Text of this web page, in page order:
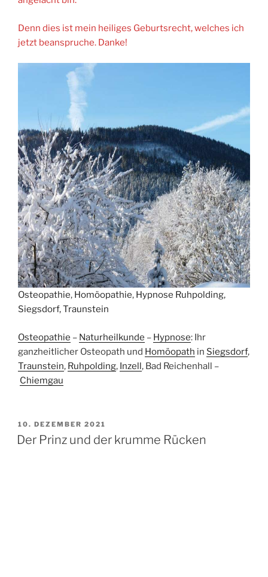
Denn dies ist mein heiliges Geburtsrecht, welches ich
jetzt beanspruche. Danke!
Osteopathie, Homöopathie, Hypnose Ruhpolding,
Siegsdorf, Traunstein
Osteopathie – Naturheilkunde – Hypnose: Ihr
ganzheitlicher Osteopath und Homöopath in Siegsdorf,
Traunstein, Ruhpolding, Inzell, Bad Reichenhall –
Chiemgau
VERÖFFENTLICHT
AM
10. DEZEMBER 2021
Der Prinz und der krumme Rücken